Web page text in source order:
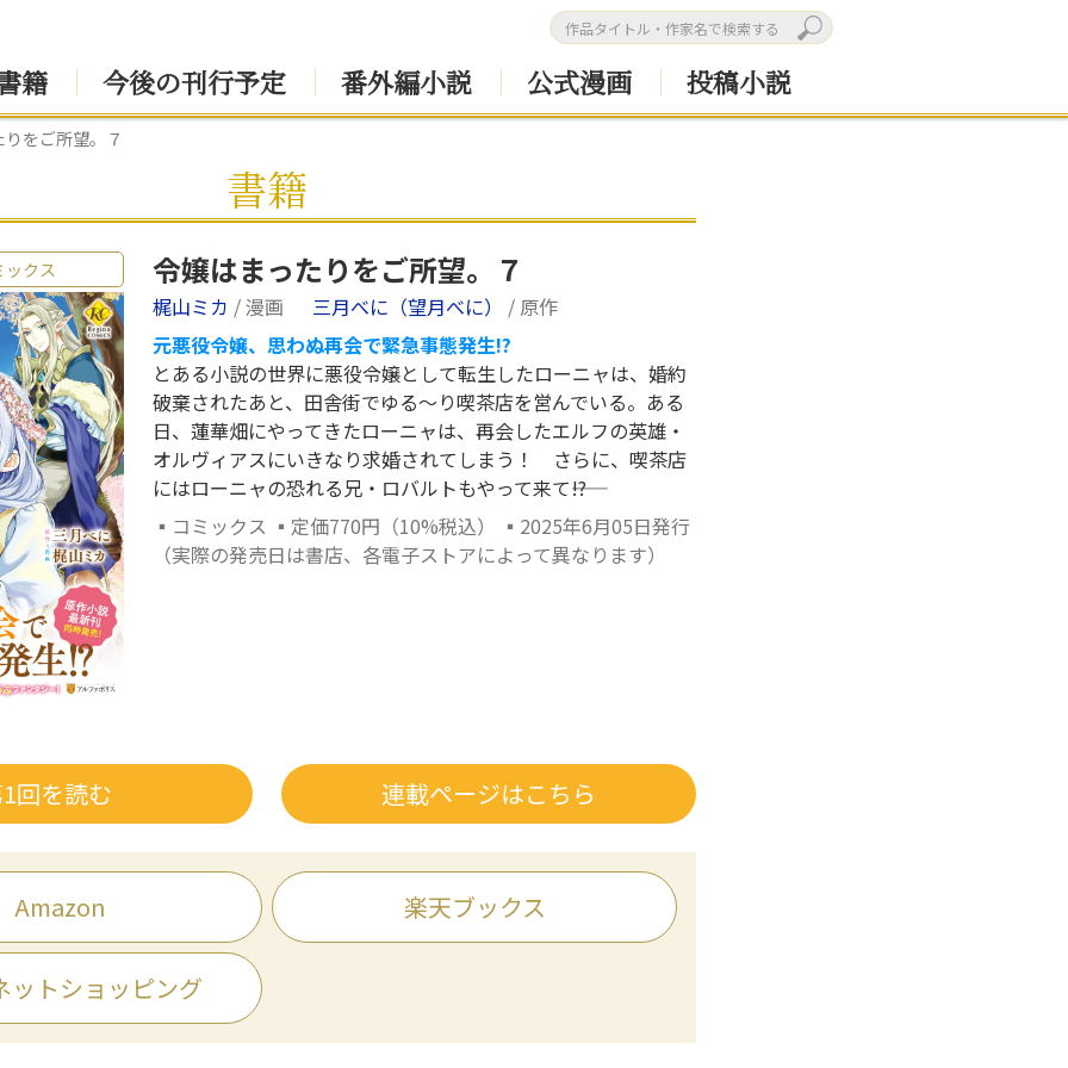
籍 今後の刊行予定 番外編小説 公式漫画 投稿小説
をご所望。７
書籍
ックス 令嬢はまったりをご所望。７
梶山ミカ / 漫画 三月べに（望月べに） / 原作
元悪役令嬢、思わぬ再会で緊急事態発生!?
とある小説の世界に悪役令嬢として転生したローニャは、婚約
破棄されたあと、田舎街でゆる～り喫茶店を営んでいる。ある
日、蓮華畑にやってきたローニャは、再会したエルフの英雄・
オルヴィアスにいきなり求婚されてしまう！ さらに、喫茶店
にはローニャの恐れる兄・ロバルトもやって来て――!?
▪コミックス ▪定価770円（10%税込） ▪2025年6月05日発行
（実際の発売日は書店、各電子ストアによって異なります）
回を読む 連載ページはこちら
Amazon 楽天ブックス
ットショッピング